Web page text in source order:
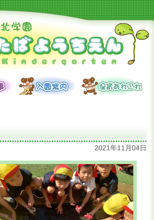
2021年11月04日